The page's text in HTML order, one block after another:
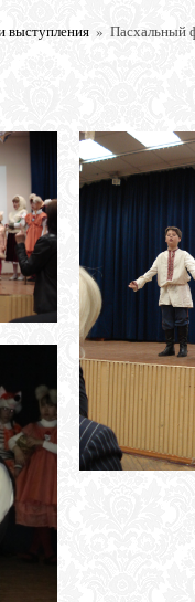
выступления » Пасхальный